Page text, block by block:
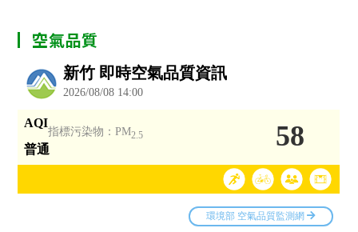
空氣品質